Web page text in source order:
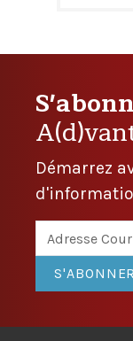
Démarrez
S'ABONNER